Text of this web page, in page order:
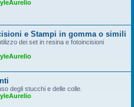
e Stampi in gomma o simili
dei set in resina e fotoincisioni
degli stucchi e delle colle.